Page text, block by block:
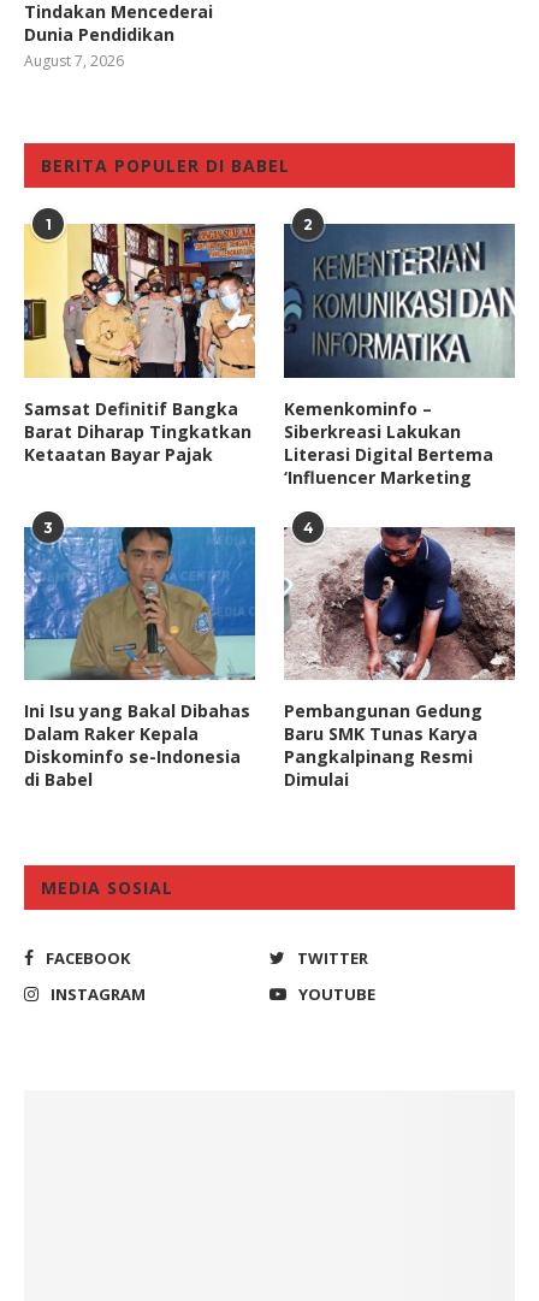
Tindakan Mencederai
Dunia Pendidikan
August 7, 2026
BERITA POPULER DI BABEL
1
Samsat Definitif Bangka
Barat Diharap Tingkatkan
Ketaatan Bayar Pajak
2
Kemenkominfo –
Siberkreasi Lakukan
Literasi Digital Bertema
‘Influencer Marketing
3
Ini Isu yang Bakal Dibahas
Dalam Raker Kepala
Diskominfo se-Indonesia
di Babel
4
Pembangunan Gedung
Baru SMK Tunas Karya
Pangkalpinang Resmi
Dimulai
MEDIA SOSIAL
FACEBOOK
TWITTER
INSTAGRAM
YOUTUBE